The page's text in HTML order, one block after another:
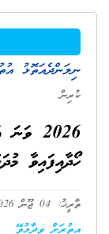
ނިލަންދެއަތޮޅު
ކުރިން
ހޯދާއިފައިވާ
ތާރީޚު: 04 ޖޫން 2026
އިތުރަށް ވިދާޅުވޭ